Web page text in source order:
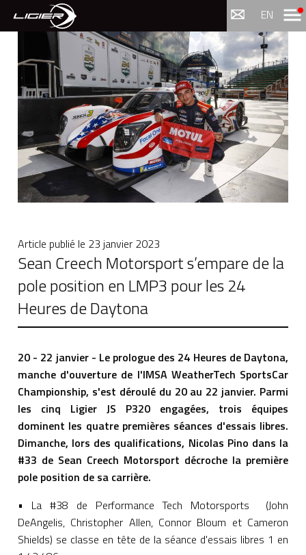
EN Menu
Article publié le 23 janvier 2023
Sean Creech Motorsport s’empare de la
pole position en LMP3 pour les 24
Heures de Daytona
20 - 22 janvier - Le prologue des 24 Heures de Daytona,
manche d'ouverture de l'IMSA WeatherTech SportsCar
Championship, s'est déroulé du 20 au 22 janvier. Parmi
les cinq Ligier JS P320 engagées, trois équipes
dominent les quatre premières séances d'essais libres.
Dimanche, lors des qualifications, Nicolas Pino dans la
#33 de Sean Creech Motorsport décroche la première
pole position de sa carrière.
• La #38 de Performance Tech Motorsports (John
DeAngelis, Christopher Allen, Connor Bloum et Cameron
Shields) se classe en tête de la séance d'essais libres 1 en